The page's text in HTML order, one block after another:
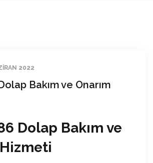
2022
Bakım ve Onarım
Dolap Bakım ve